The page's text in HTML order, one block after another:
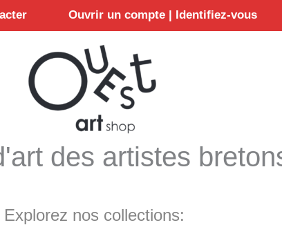
Ouvrir un compte | Identifiez-vous
des artistes
Explorez nos collections: